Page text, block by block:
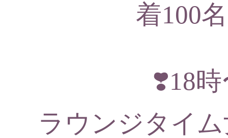
着100
❣️18
ラウンジタイ